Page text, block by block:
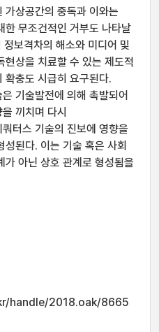
가상공간의 중독과 이와는
한 무조건적인 거부도 나타날
보격차의 해소와 미디어 및
현상을 치료할 수 있는 제도적
확충도 시급히 요구된다.
기술발전에 의해 촉발되어
끼치며 다시
터스 기술의 진보에 영향을
된다. 이는 기술 혹은 사회
가 아닌 상호 관계로 형성됨을
handle/2018.oak/8665